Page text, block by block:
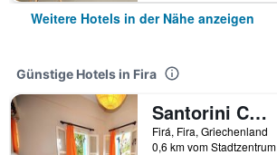
Weitere Hotels in der Nähe anzeigen
Günstige Hotels in Fira
Santorini Camping Rooms
Firá, Fira, Griechenland
0,6 km vom Stadtzentrum